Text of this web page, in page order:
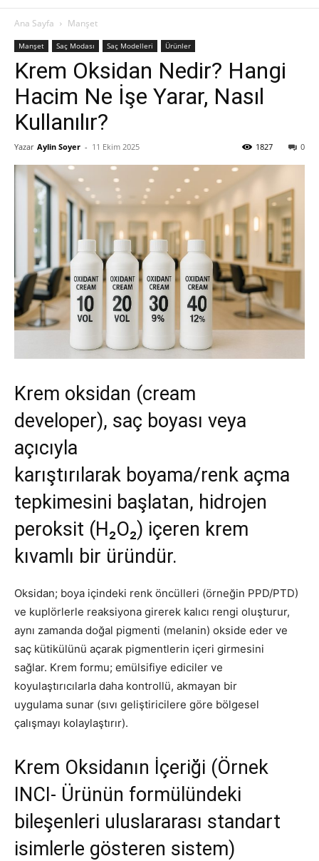
Ana Sayfa Manşet
Manşet Saç Modası Saç Modelleri Ürünler
Krem Oksidan Nedir? Hangi
Hacim Ne İşe Yarar, Nasıl
Kullanılır?
Yazar Aylin Soyer - 11 Ekim 2025 0
1827
Krem oksidan (cream
developer), saç boyası veya
açıcıyla
karıştırılarak boyama/renk açma
tepkimesini başlatan, hidrojen
peroksit (H₂O₂) içeren krem
kıvamlı bir üründür.
Oksidan; boya içindeki renk öncülleri (örneğin PPD/PTD)
ve kuplörlerle reaksiyona girerek kalıcı rengi oluşturur,
aynı zamanda doğal pigmenti (melanin) okside eder ve
saç kütikülünü açarak pigmentlerin içeri girmesini
sağlar. Krem formu; emülsifiye ediciler ve
koyulaştırıcılarla daha kontrollü, akmayan bir
uygulama sunar (sıvı geliştiricilere göre bölgesel
çalışmayı kolaylaştırır).
Krem Oksidanın İçeriği (Örnek
INCI- Ürünün formülündeki
bileşenleri uluslararası standart
isimlerle gösteren sistem)